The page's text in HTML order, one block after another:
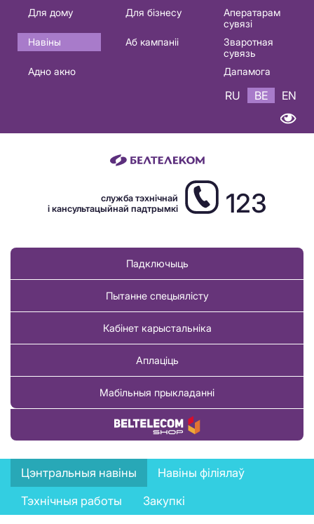
Основная
навигация
BE
Для дому Для бізнесу
Аператарам
сувязі
Навіны
Аб кампаніі
Зваротная
сувязь
Адно акно
Дапамога
RU BE EN
служба тэхнічнай
і кансультацыйнай падтрымкі
123
Падключыць
Пытанне спецыялісту
Кабінет карыстальніка
Аплаціць
Мабільныя прыкладанні
Купіць тавар
News
menu
Цэнтральныя навіны
Навіны філіялаў
Тэхнічныя работы
Закупкі